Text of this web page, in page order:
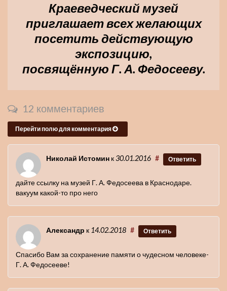
Краеведческий музей
приглашает всех желающих
посетить действующую
экспозицию,
посвящённую Г. А. Федосееву.
12 комментариев
Перейти полю для комментария
Николай Истомин к30.01.2016 # Ответить
дайте ссылку на музей Г. А. Федосеева в Краснодаре.
вакуум какой-то про него
Александр к 14.02.2018 # Ответить
Спасибо Вам за сохранение памяти о чудесном человеке-
Г. А. Федосееве!